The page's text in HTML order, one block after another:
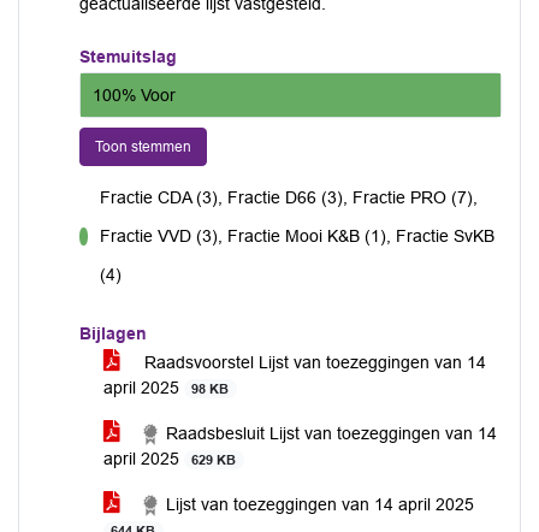
Stemuitslag
100% Voor
Toon stemmen
Fractie CDA (3), Fractie D66 (3), Fractie PRO (7),
Fractie VVD (3), Fractie Mooi K&B (1), Fractie SvKB
(4)
Bijlagen
Raadsvoorstel Lijst van toezeggingen van 14
april 2025
98 KB
Raadsbesluit Lijst van toezeggingen van 14
april 2025
629 KB
Lijst van toezeggingen van 14 april 2025